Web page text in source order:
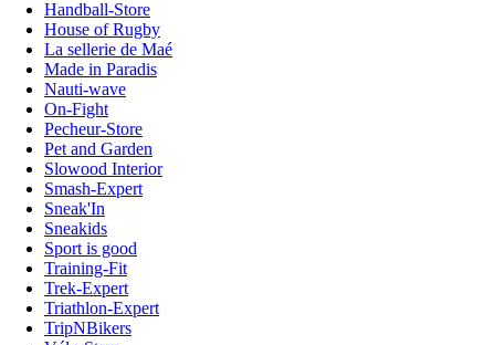
Handball-Store
House of Rugby
La sellerie de Maé
Made in Paradis
Nauti-wave
On-Fight
Pecheur-Store
Pet and Garden
Slowood Interior
Smash-Expert
Sneak'In
Sneakids
Sport is good
Training-Fit
Trek-Expert
Triathlon-Expert
TripNBikers